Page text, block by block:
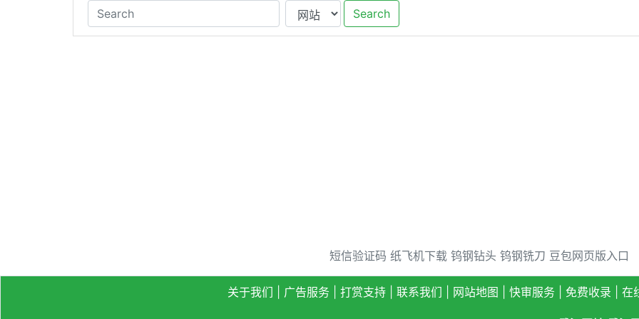
Search
短信验证码 纸飞机下载 钨钢钻头 钨钢铣刀 豆包网页版入口
关于我们 广告服务 打赏支持 联系我们 网站地图 快审服务 免费收录 在